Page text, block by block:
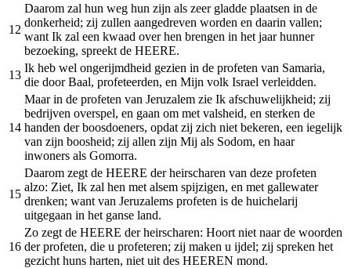
12
Daarom zal hun weg hun zijn als zeer gladde plaatsen in de
donkerheid; zij zullen aangedreven worden en daarin vallen;
want Ik zal een kwaad over hen brengen in het jaar hunner
bezoeking, spreekt de HEERE.
13
Ik heb wel ongerijmdheid gezien in de profeten van Samaria,
die door Baal, profeteerden, en Mijn volk Israel verleidden.
14
Maar in de profeten van Jeruzalem zie Ik afschuwelijkheid; zij
bedrijven overspel, en gaan om met valsheid, en sterken de
handen der boosdoeners, opdat zij zich niet bekeren, een iegelijk
van zijn boosheid; zij allen zijn Mij als Sodom, en haar
inwoners als Gomorra.
15
Daarom zegt de HEERE der heirscharen van deze profeten
alzo: Ziet, Ik zal hen met alsem spijzigen, en met gallewater
drenken; want van Jeruzalems profeten is de huichelarij
uitgegaan in het ganse land.
16
Zo zegt de HEERE der heirscharen: Hoort niet naar de woorden
der profeten, die u profeteren; zij maken u ijdel; zij spreken het
gezicht huns harten, niet uit des HEEREN mond.